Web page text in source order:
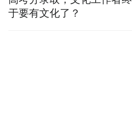
于要有文化了？